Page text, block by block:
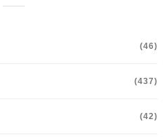
(46)
(437)
(42)